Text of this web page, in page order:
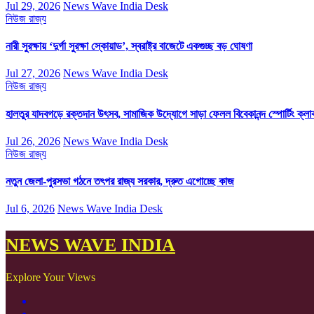
Jul 29, 2026 News Wave India Desk
নিউজ রাজ্য
নারী সুরক্ষায় ‘দুর্গা সুরক্ষা স্কোয়াড’, স্বরাষ্ট্র বাজেটে একগুচ্ছ বড় ঘোষণা
Jul 27, 2026 News Wave India Desk
নিউজ রাজ্য
হালতুর যাদবগড়ে রক্তদান উৎসব, সামাজিক উদ্যোগে সাড়া ফেলল বিবেকানন্দ স্পোর্টিং
Jul 26, 2026 News Wave India Desk
নিউজ রাজ্য
নতুন জেলা-পুরসভা গঠনে তৎপর রাজ্য সরকার, দ্রুত এগোচ্ছে কাজ
Jul 6, 2026 News Wave India Desk
NEWS WAVE INDIA
Explore Your Views